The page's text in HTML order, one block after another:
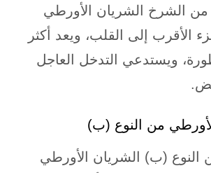
من الشرخ الشريان الأورطي
الأقرب إلى القلب، ويعد أكثر
ويستدعي التدخل العاجل
من النوع (ب)
(ب) الشريان الأورطي